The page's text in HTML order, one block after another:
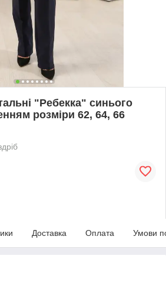
"Ребекка" синього
розміри 62, 64, 66
Доставка Оплата Умови